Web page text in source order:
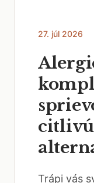
27. júl 2026
citlivú
Trápi vás